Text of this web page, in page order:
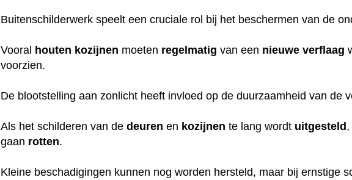
Buitenschilderwerk speelt een cruciale rol bij het beschermen van de
Vooral houten kozijnen moeten regelmatig van een nieuwe verflaag
voorzien.
De blootstelling aan zonlicht heeft invloed op de duurzaamheid van de
Als het schilderen van dedeuren en kozijnen te lang wordt uitgesteld
gaan rotten.
Kleine beschadigingen kunnen nog worden hersteld, maar bij ernstige